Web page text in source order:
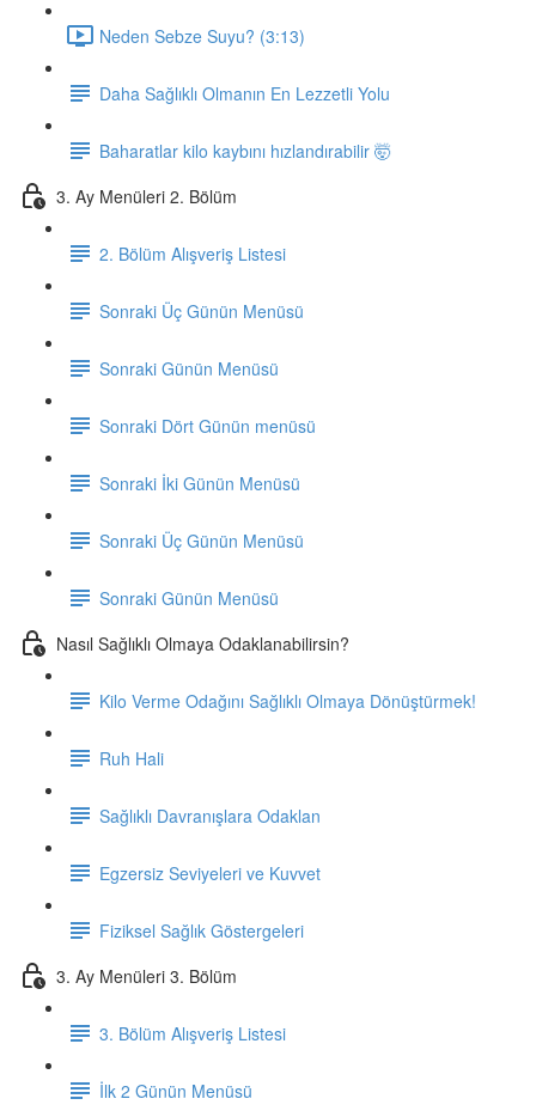
Neden Sebze Suyu? (3:13)
Daha Sağlıklı Olmanın En Lezzetli Yolu
Baharatlar kilo kaybını hızlandırabilir 🤯
3. Ay Menüleri 2. Bölüm
2. Bölüm Alışveriş Listesi
Sonraki Üç Günün Menüsü
Sonraki Günün Menüsü
Sonraki Dört Günün menüsü
Sonraki İki Günün Menüsü
Sonraki Üç Günün Menüsü
Sonraki Günün Menüsü
Nasıl Sağlıklı Olmaya Odaklanabilirsin?
Kilo Verme Odağını Sağlıklı Olmaya Dönüştürmek!
Ruh Hali
Sağlıklı Davranışlara Odaklan
Egzersiz Seviyeleri ve Kuvvet
Fiziksel Sağlık Göstergeleri
3. Ay Menüleri 3. Bölüm
3. Bölüm Alışveriş Listesi
İlk 2 Günün Menüsü